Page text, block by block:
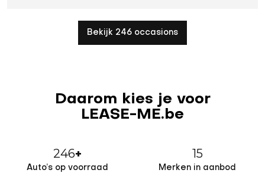
Bekijk 246 occasions
Daarom kies je voor
LEASE-ME.be
246+
Auto’s op voorraad
15
Merken in aanbod